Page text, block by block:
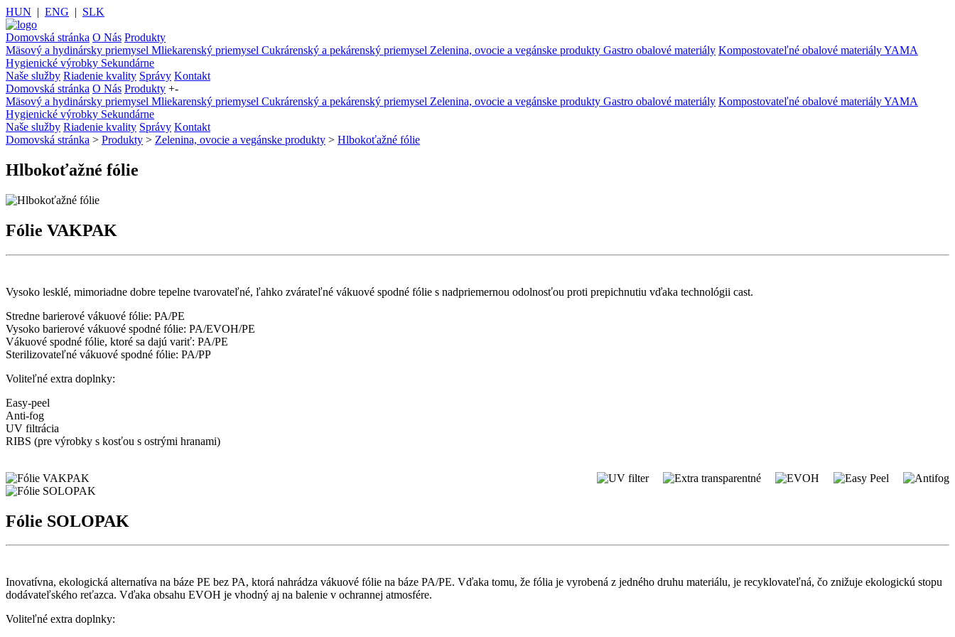
HUN | ENG | SLK
Domovská stránka O Nás Produkty
Mäsový a hydinársky priemysel Mliekarenský priemysel Cukrárenský a pekárenský priemysel Zelenina, ovocie a vegánske produkty Gastro obalové materiály Kompostovateľné obalové materiály YAMA
Hygienické výrobky Sekundárne
Naše služby Riadenie kvality Správy Kontakt
Domovská stránka O Nás Produkty +-
Mäsový a hydinársky priemysel Mliekarenský priemysel Cukrárenský a pekárenský priemysel Zelenina, ovocie a vegánske produkty Gastro obalové materiály Kompostovateľné obalové materiály YAMA
Hygienické výrobky Sekundárne
Naše služby Riadenie kvality Správy Kontakt
Domovská stránka > Produkty > Zelenina, ovocie a vegánske produkty > Hlbokoťažné fólie
Hlbokoťažné fólie
Fólie VAKPAK
Vysoko lesklé, mimoriadne dobre tepelne tvarovateľné, ľahko zvárateľné vákuové spodné fólie s nadpriemernou odolnosťou proti prepichnutiu vďaka technológii cast.
Stredne barierové vákuové fólie: PA/PE
Vysoko barierové vákuové spodné fólie: PA/EVOH/PE
Vákuové spodné fólie, ktoré sa dajú variť: PA/PE
Sterilizovateľné vákuové spodné fólie: PA/PP
Voliteľné extra doplnky:
Easy-peel
Anti-fog
UV filtrácia
RIBS (pre výrobky s kosťou s ostrými hranami)
Fólie SOLOPAK
Inovatívna, ekologická alternatíva na báze PE bez PA, ktorá nahrádza vákuové fólie na báze PA/PE. Vďaka tomu, že fólia je vyrobená z jedného druhu materiálu, je recyklovateľná, čo znižuje ekologickú stopu
dodávateľského reťazca. Vďaka obsahu EVOH je vhodný aj na balenie v ochrannej atmosfére.
Voliteľné extra doplnky: